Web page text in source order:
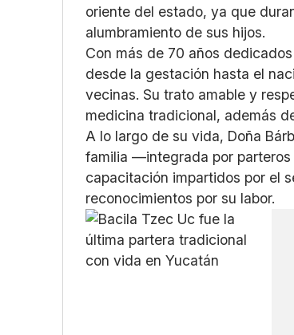
oriente del estado, ya que
alumbramiento de sus hijos.
Con más de 70 años
desde la gestación hasta el
vecinas. Su trato amable y
medicina tradicional, además
A lo largo de su vida, Doña
familia —integrada por
capacitación impartidos por el
reconocimientos por su labor.